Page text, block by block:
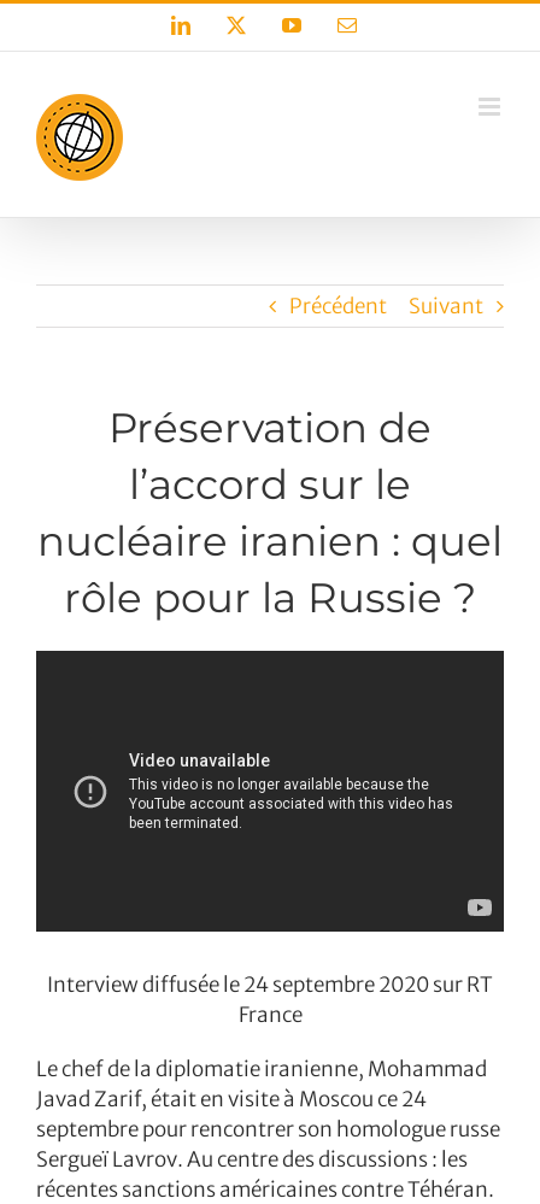
LinkedIn YouTubeEmail
Précédent Suivant
Préservation de
l’accord sur le
nucléaire iranien : quel
rôle pour la Russie ?
Interview diffusée le 24 septembre 2020 sur RT
France
Le chef de la diplomatie iranienne, Mohammad
Javad Zarif, était en visite à Moscou ce 24
septembre pour rencontrer son homologue russe
Sergueï Lavrov. Au centre des discussions : les
récentes sanctions américaines contre Téhéran.